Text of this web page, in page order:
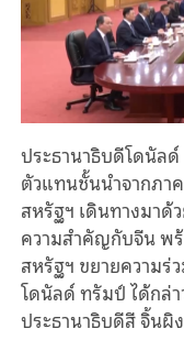
ประธานาธิบดีโดนัลด์
ตัวแทนชั้นนำจากภา
สหรัฐฯ เดินทางมาด้
ความสำคัญกับจีนพ
สหรัฐฯ ขยายความร่
โดนัลด์ทรัมป์ได้กล่า
ประธานาธิบดีสีจิ้นผิง